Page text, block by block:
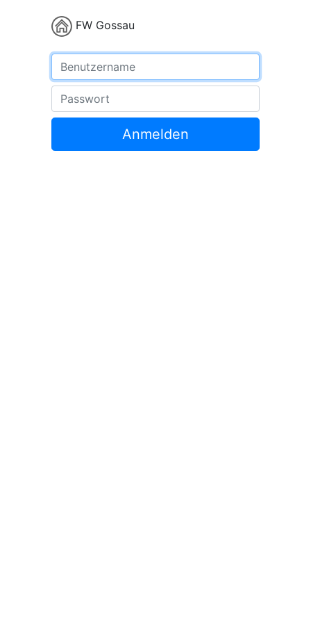
FW Gossau
Benutzername
Passwort
Anmelden